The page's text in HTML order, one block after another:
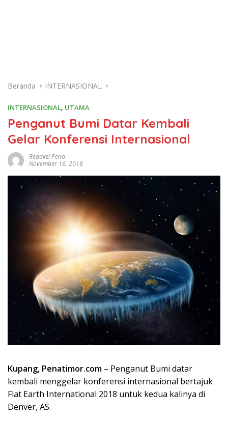
Beranda INTERNASIONAL
INTERNASIONAL, UTAMA
Penganut Bumi Datar Kembali
Gelar Konferensi Internasional
Redaksi Pena
November 16, 2018
Kupang, Penatimor.com – Penganut Bumi datar
kembali menggelar konferensi internasional bertajuk
Flat Earth International 2018 untuk kedua kalinya di
Denver, AS.